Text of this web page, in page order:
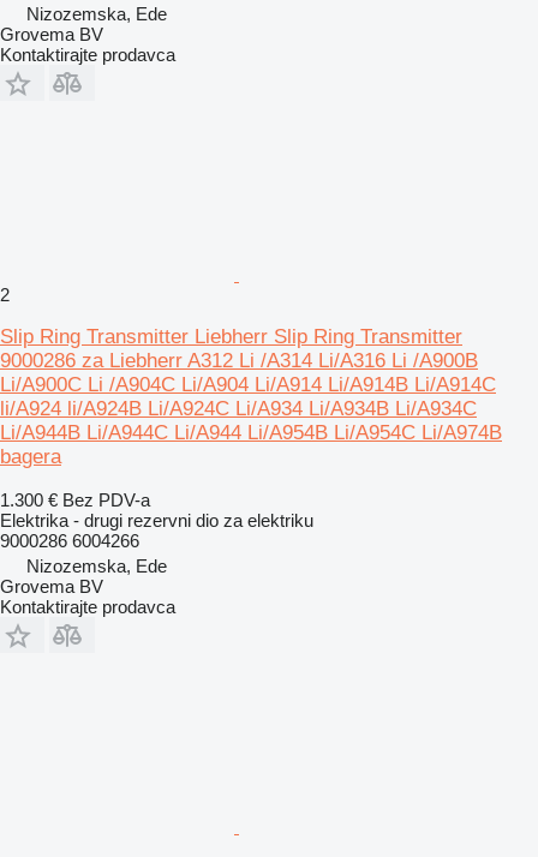
Nizozemska, Ede
Grovema BV
Kontaktirajte prodavca
2
Slip Ring Transmitter Liebherr Slip Ring Transmitter
9000286 za Liebherr A312 Li /A314 Li/A316 Li /A900B
Li/A900C Li /A904C Li/A904 Li/A914 Li/A914B Li/A914C
li/A924 li/A924B Li/A924C Li/A934 Li/A934B Li/A934C
Li/A944B Li/A944C Li/A944 Li/A954B Li/A954C Li/A974B
bagera
1.300 € Bez PDV-a
Elektrika - drugi rezervni dio za elektriku
9000286 6004266
Nizozemska, Ede
Grovema BV
Kontaktirajte prodavca